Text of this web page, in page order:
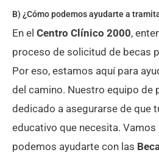
B) ¿Cómo podemos ayudarte a
En el Centro Clínico 2000,
proceso de solicitud de becas
Por eso, estamos aquí para
del camino. Nuestro equipo de
dedicado a asegurarse de que
educativo que necesita. Vamos
podemos ayudarte con las